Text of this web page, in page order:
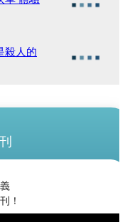
殺人的
！